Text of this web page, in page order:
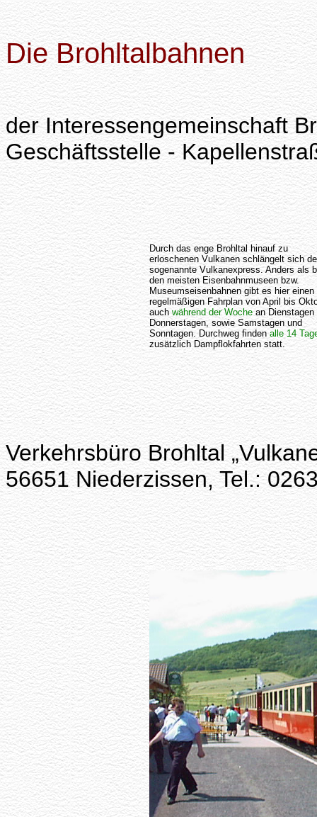
Die Brohltalbahnen
der Interessengemeinschaft
Geschäftsstelle -
Durch das enge Brohltal hinauf zu
erloschenen Vulkanen schlängelt sich
sogenannte Vulkanexpress. Anders als
den meisten Eisenbahnmuseen bzw.
Museumseisenbahnen gibt es hier einen
regelmäßigen Fahrplan von April bis
auch während der Woche an Dienstagen
Donnerstagen, sowie Samstagen und
Sonntagen. Durchweg finden alle 14
zusätzlich Dampflokfahrten statt.
Verkehrsbüro Brohltal
56651 Niederzissen, Tel.: